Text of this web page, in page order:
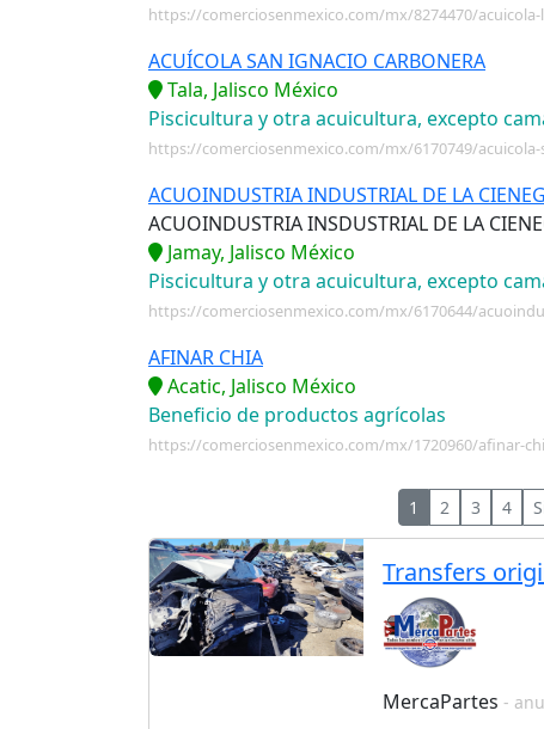
https://comerciosenmexico.com/mx/8274470/
ACUÍCOLA SAN IGNACIO CARBONERA
Tala, Jalisco México
Piscicultura y otra acuicultura, excepto
https://comerciosenmexico.com/mx/6170749/
ACUOINDUSTRIA INDUSTRIAL DE LA
ACUOINDUSTRIA INSDUSTRIAL DE LA
Jamay, Jalisco México
Piscicultura y otra acuicultura, excepto
https://comerciosenmexico.com/mx/6170644/
AFINAR CHIA
Acatic, Jalisco México
Beneficio de productos agrícolas
https://comerciosenmexico.com/mx/1720960/afinar-
1 2 3 4
Transfers
MercaPartes-